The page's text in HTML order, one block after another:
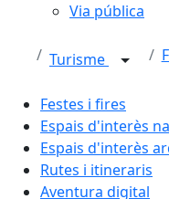
Via pública
Turisme
Festes i fires
Espais d'interès
Espais d'interès
Rutes i itineraris
Aventura digital